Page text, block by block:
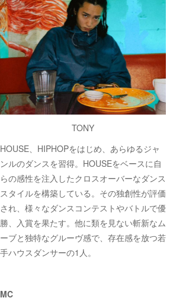
TONY
HOUSE、HIPHOPをはじめ、あらゆるジャ
ンルのダンスを習得。HOUSEをベースに自
らの感性を注入したクロスオーバーなダンス
スタイルを構築している。その独創性が評価
され、様々なダンスコンテストやバトルで優
勝、入賞を果たす。他に類を見ない斬新なム
ーブと独特なグルーヴ感で、存在感を放つ若
手ハウスダンサーの1人。
MC